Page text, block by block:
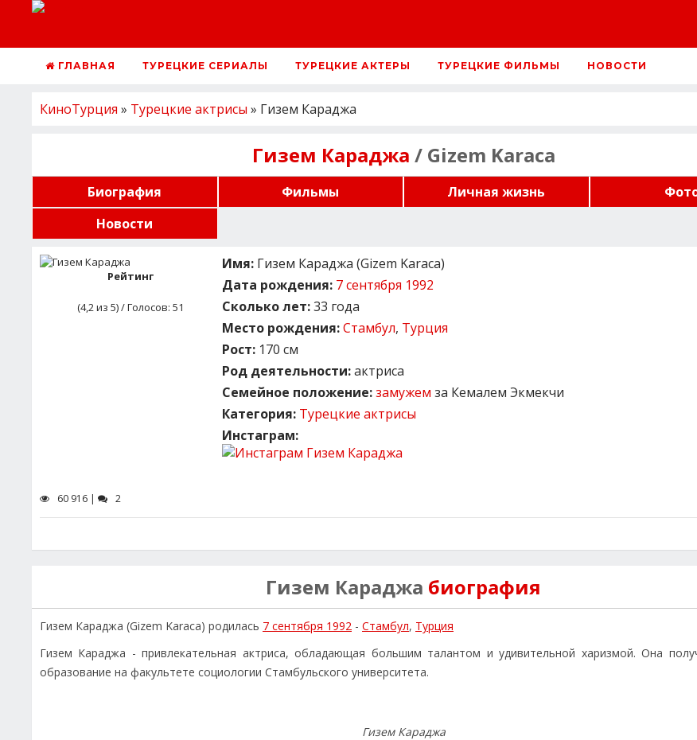
ГЛАВНАЯ ТУРЕЦКИЕ СЕРИАЛЫ ТУРЕЦКИЕ АКТЕРЫ ТУРЕЦКИЕ ФИЛЬМЫ НОВОСТИ
КиноТурция » Турецкие актрисы » Гизем Караджа
Гизем Караджа / Gizem Karaca
Биография Фильмы Личная жизнь
Новости
Рейтинг
(4,2из 5) / Голосов:51
Имя:Гизем Караджа (Gizem Karaca)
Дата рождения: 7 сентября 1992
Сколько лет:33 года
Место рождения: Стамбул, Турция
Рост:170 см
Род деятельности:актриса
Семейное положение: замужем за Кемалем Экмекчи
Категория: Турецкие актрисы
Инстаграм:
60 916 | 2
Гизем Караджа биография
Гизем Караджа (Gizem Karaca) родилась 7 сентября 1992 - Стамбул, Турция
Гизем Караджа - привлекательная актриса, обладающая большим талантом и удивительной харизмой. Она
образование на факультете социологии Стамбульского университета.
Гизем Караджа